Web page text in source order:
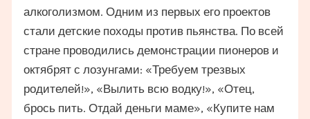
алкоголизмом. Одним из первых его проектов
стали детские походы против пьянства. По всей
стране проводились демонстрации пионеров и
октябрят с лозунгами: «Требуем трезвых
родителей!», «Вылить всю водку!», «Отец,
брось пить. Отдай деньги маме», «Купите нам